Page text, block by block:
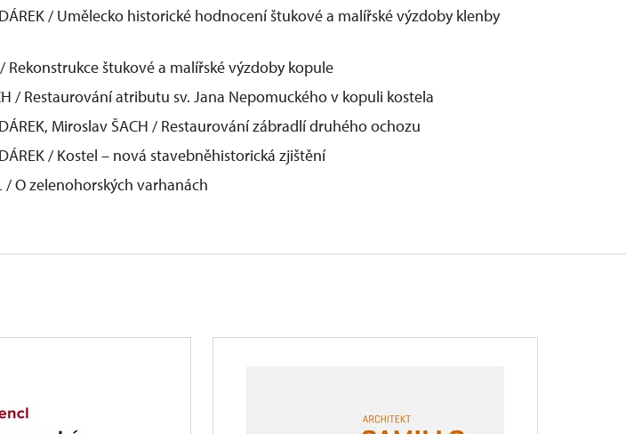
/ Umělecko historické hodnocení štukové a malířské výzdoby klenby
Rekonstrukce štukové a malířské výzdoby kopule
/ Restaurování atributu sv. Jana Nepomuckého v kopuli kostela
Miroslav ŠACH / Restaurování zábradlí druhého ochozu
/ Kostel – nová stavebněhistorická zjištění
/ O zelenohorských varhanách